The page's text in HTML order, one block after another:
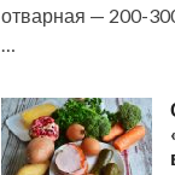
отварная — 200-